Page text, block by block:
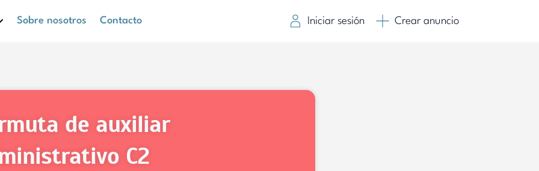
Sobre nosotros Contacto Iniciar sesión Crear anuncio
C2